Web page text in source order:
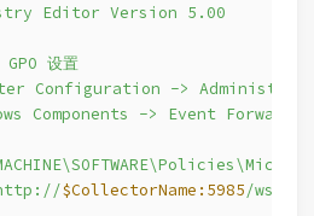
Editor Version 5.00
设置
Configuration ->
Components -> Event
$CollectorName:5985/